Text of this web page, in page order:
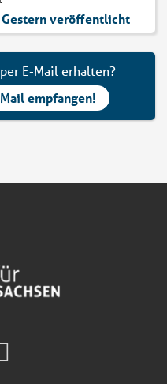
Gestern veröffentlicht
E-Mail erhalten?
empfangen!